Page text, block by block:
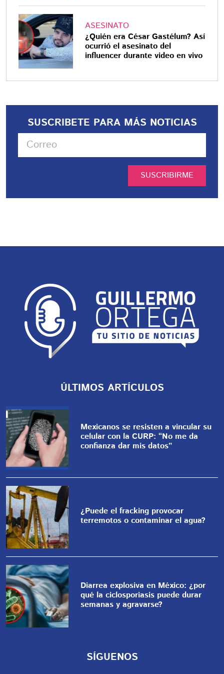
ASESINATO
¿Quién era César Gastélum? Así
ocurrió el asesinato del
influencer durante video en vivo
SUSCRIBETE PARA MÁS NOTICIAS
SUSCRIBIRME
ÚLTIMOS ARTÍCULOS
Mexicanos se resisten a vincular su
celular con la CURP: “No me da
confianza dar mis datos”
¿Puede el fracking provocar
terremotos o contaminar el agua?
Diarrea explosiva en México: ¿por
qué la ciclosporiasis puede durar
semanas y agravarse?
SÍGUENOS